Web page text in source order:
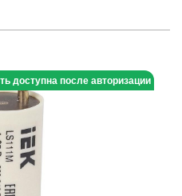
доступна после авторизации